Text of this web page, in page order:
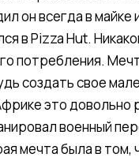
он всегда в майке
в Pizza Hut.
потребления.
создать свое
это довольно
военный
мечта была в том,